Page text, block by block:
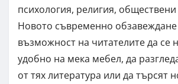
психология, религия,
Новото съвременно обзавеждане
възможност на читателите да се
удобно на мека мебел, да
от тях литература или да търсят